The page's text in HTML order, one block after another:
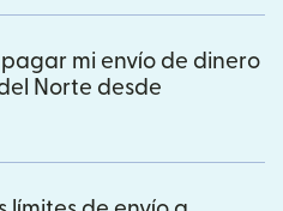
mi envío de dinero
Norte desde